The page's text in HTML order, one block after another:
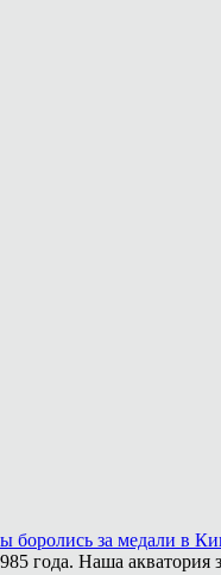
боролись за медали в
года. Наша